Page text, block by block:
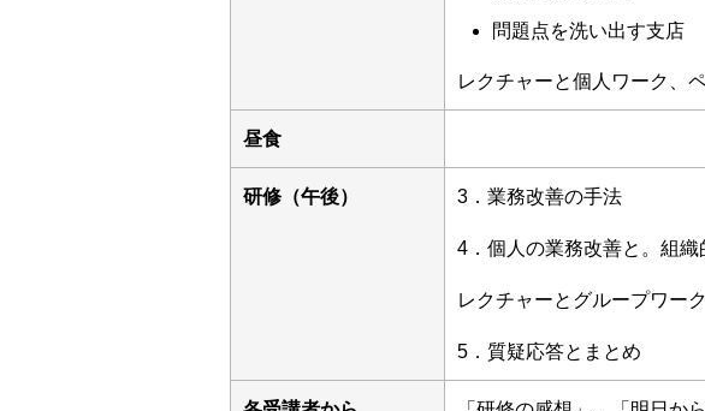
問題点を洗い出す支店
レクチャーと個人ワーク、
昼食
研修（午後） 3．業務改善の手法
4．個人の業務改善と。組織
レクチャーとグループワーク
5．質疑応答とまとめ